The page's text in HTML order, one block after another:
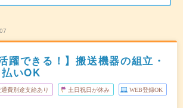
躍できる！】搬送機器の組立・
いOK
通費別途支給あり 土日祝日が休み WEB登録OK